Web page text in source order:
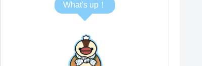
What's up！